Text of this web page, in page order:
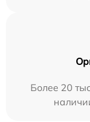
Более 20